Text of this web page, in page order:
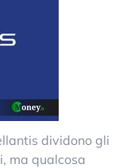
dividono gli
ma qualcosa